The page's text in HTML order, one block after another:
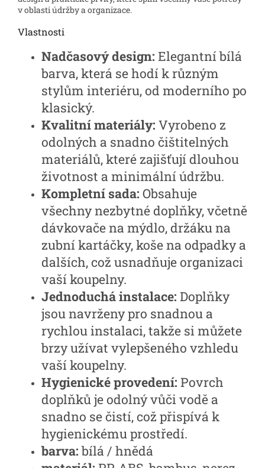
v oblasti údržby a organizace.
Vlastnosti
Nadčasový design: Elegantní bílá
barva, která se hodí k různým
stylům interiéru, od moderního po
klasický.
Kvalitní materiály: Vyrobeno z
odolných a snadno čištitelných
materiálů, které zajišťují dlouhou
životnost a minimální údržbu.
Kompletní sada: Obsahuje
všechny nezbytné doplňky, včetně
dávkovače na mýdlo, držáku na
zubní kartáčky, koše na odpadky a
dalších, což usnadňuje organizaci
vaší koupelny.
Jednoduchá instalace: Doplňky
jsou navrženy pro snadnou a
rychlou instalaci, takže si můžete
brzy užívat vylepšeného vzhledu
vaší koupelny.
Hygienické provedení: Povrch
doplňků je odolný vůči vodě a
snadno se čistí, což přispívá k
hygienickému prostředí.
barva:bílá / hnědá